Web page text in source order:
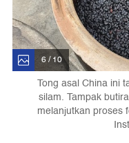
6 / 10
Tong asal China ini
silam. Tampak
melanjutkan proses